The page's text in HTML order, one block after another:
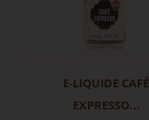
E-LIQUIDE CAFÉ
EXPRESSO...